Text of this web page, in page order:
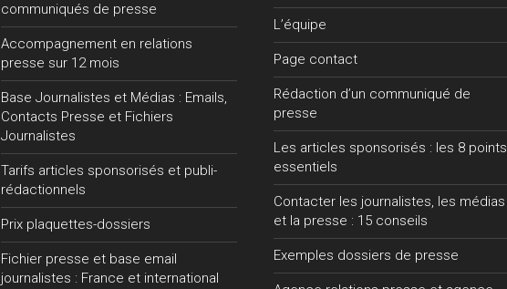
communiqués de presse
Accompagnement en relations
presse sur 12 mois
Base Journalistes et Médias : Emails,
Contacts Presse et Fichiers
Journalistes
Tarifs articles sponsorisés et publi-
rédactionnels
Prix plaquettes-dossiers
Fichier presse et base email
journalistes : France et international
L’équipe
Page contact
Rédaction d’un communiqué de
presse
Les articles sponsorisés : les 8 points
essentiels
Contacter les journalistes, les médias
et la presse : 15 conseils
Exemples dossiers de presse